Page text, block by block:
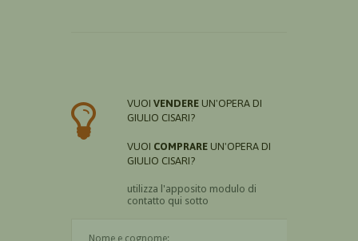
VUOI VENDERE UN'OPERA DI
GIULIO CISARI?
VUOI COMPRARE UN'OPERA DI
GIULIO CISARI?
utilizza l'apposito modulo di
contatto qui sotto